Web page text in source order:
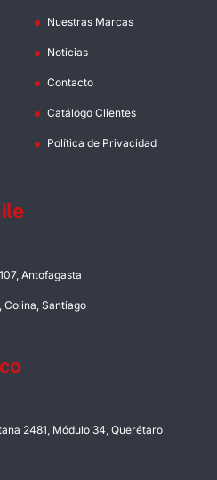
Nuestras Marcas
Noticias
Contacto
Catálogo Clientes
Política de Privacidad
Antofagasta
Santiago
2481, Módulo 34, Querétaro